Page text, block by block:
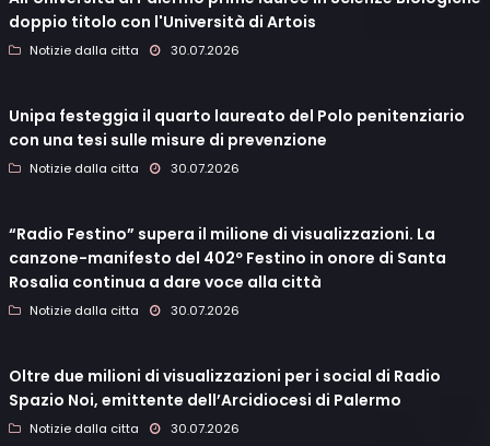
doppio titolo con l'Università di Artois
Notizie dalla citta 30.07.2026
Unipa festeggia il quarto laureato del Polo penitenziario
con una tesi sulle misure di prevenzione
Notizie dalla citta 30.07.2026
“Radio Festino” supera il milione di visualizzazioni. La
canzone-manifesto del 402º Festino in onore di Santa
Rosalia continua a dare voce alla città
Notizie dalla citta 30.07.2026
Oltre due milioni di visualizzazioni per i social di Radio
Spazio Noi, emittente dell’Arcidiocesi di Palermo
Notizie dalla citta 30.07.2026